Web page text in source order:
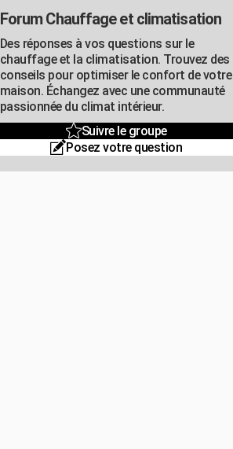
Forum Chauffage et climatisation
Des réponses à vos questions sur le
chauffage et la climatisation. Trouvez des
conseils pour optimiser le confort de votre
maison. Échangez avec une communauté
passionnée du climat intérieur.
Suivre le groupe
Posez votre question